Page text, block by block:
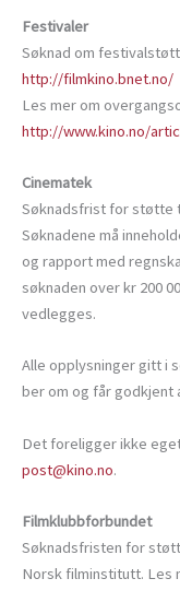
Festivaler
Søknad om
http://filmkino.bnet.no/
Les mer om
http://www.kino.no/
Cinematek
Søknadsfrist for støtte
Søknadene må
og rapport med
søknaden over kr 200
vedlegges.
Alle opplysninger gitt i
ber om og får godkjent
Det foreligger ikke
post@kino.no.
Filmklubbforbundet
Søknadsfristen for
Norsk filminstitutt. Les